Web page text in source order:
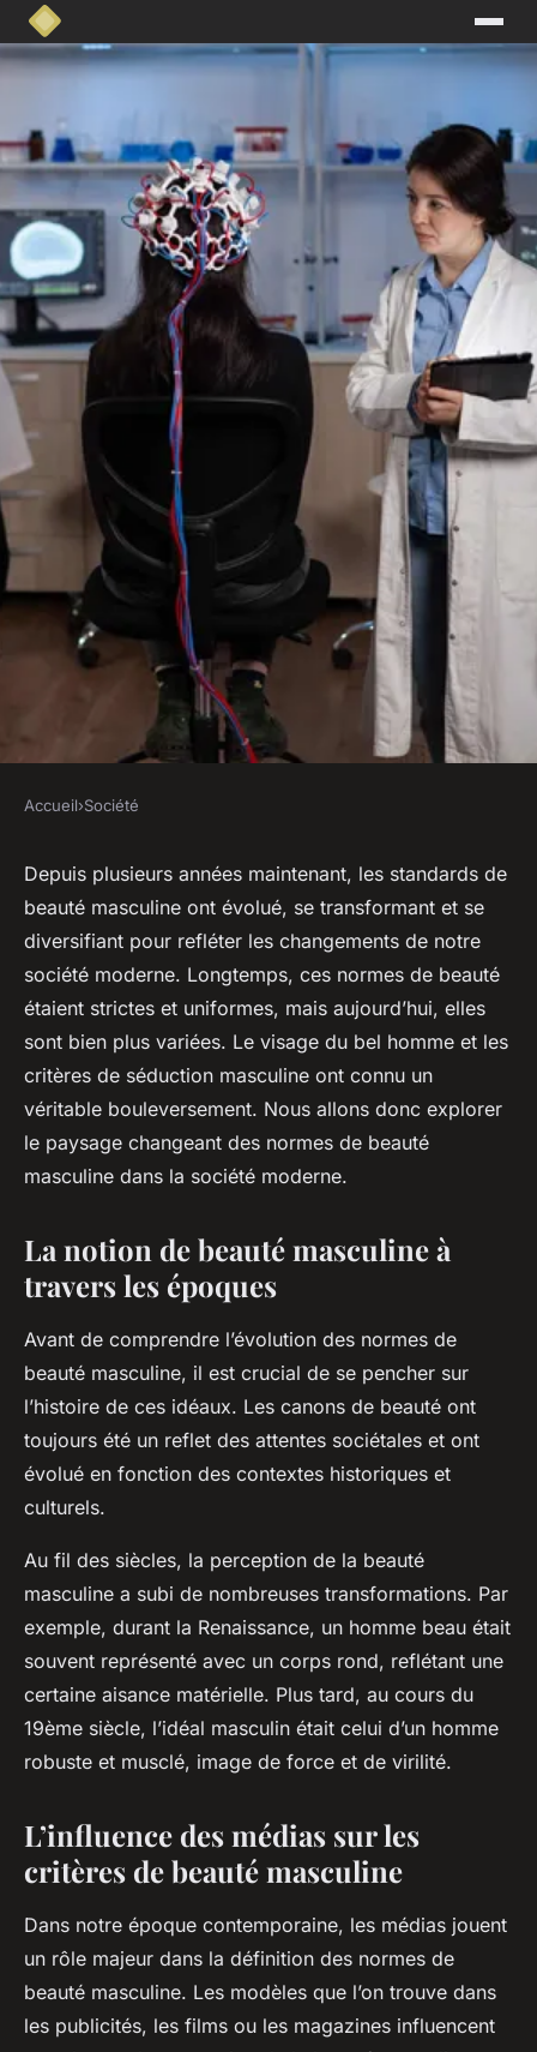
l'évolution des normes de
beauté masculine dans la
société moderne
sébastien•6 novembre 2023•5 min de lecture
Accueil›Société
Depuis plusieurs années maintenant, les standards de
beauté masculine ont évolué, se transformant et se
diversifiant pour refléter les changements de notre
société moderne. Longtemps, ces normes de beauté
étaient strictes et uniformes, mais aujourd’hui, elles
sont bien plus variées. Le visage du bel homme et les
critères de séduction masculine ont connu un
véritable bouleversement. Nous allons donc explorer
le paysage changeant des normes de beauté
masculine dans la société moderne.
La notion de beauté masculine à
travers les époques
Avant de comprendre l’évolution des normes de
beauté masculine, il est crucial de se pencher sur
l’histoire de ces idéaux. Les canons de beauté ont
toujours été un reflet des attentes sociétales et ont
évolué en fonction des contextes historiques et
culturels.
Au fil des siècles, la perception de la beauté
masculine a subi de nombreuses transformations. Par
exemple, durant la Renaissance, un homme beau était
souvent représenté avec un corps rond, reflétant une
certaine aisance matérielle. Plus tard, au cours du
19ème siècle, l’idéal masculin était celui d’un homme
robuste et musclé, image de force et de virilité.
L’influence des médias sur les
critères de beauté masculine
Dans notre époque contemporaine, les médias jouent
un rôle majeur dans la définition des normes de
beauté masculine. Les modèles que l’on trouve dans
les publicités, les films ou les magazines influencent